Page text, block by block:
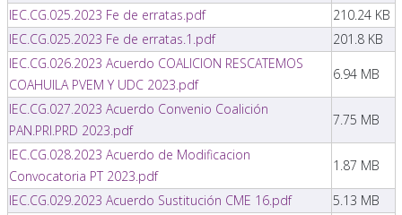
IEC.CG.025.2023 Fe de erratas.pdf
210.24 KB
IEC.CG.025.2023 Fe de erratas.1.pdf
201.8 KB
IEC.CG.026.2023 Acuerdo COALICION RESCATEMOS
COAHUILA PVEM Y UDC 2023.pdf
6.94 MB
IEC.CG.027.2023 Acuerdo Convenio Coalición
PAN.PRI.PRD 2023.pdf
7.75 MB
IEC.CG.028.2023 Acuerdo de Modificacion
Convocatoria PT 2023.pdf
1.87 MB
IEC.CG.029.2023 Acuerdo Sustitución CME 16.pdf
5.13 MB